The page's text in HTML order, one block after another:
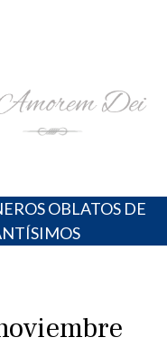
Marianas,
OBLATOS DE